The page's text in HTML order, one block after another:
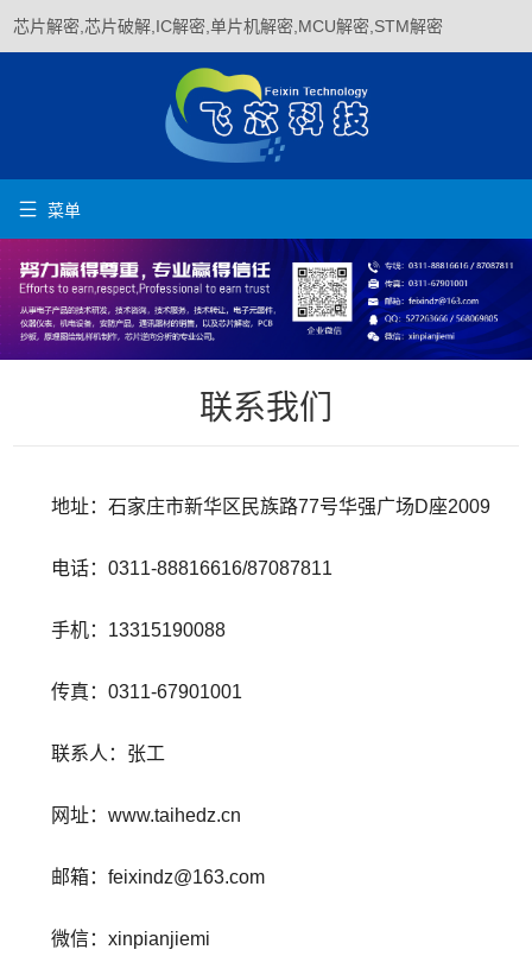
芯片解密,芯片破解,IC解密,单片机解密,MCU解密,STM解密
 菜单
联系我们
地址：石家庄市新华区民族路77号华强广场D座2009
电话：0311-88816616/87087811
手机：13315190088
传真：0311-67901001
联系人：张工
网址：www.taihedz.cn
邮箱：feixindz@163.com
微信：xinpianjiemi